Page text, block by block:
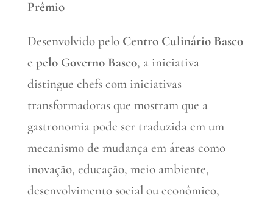
Prêmio
Desenvolvido pelo Centro Culinário Basco
e pelo Governo Basco, a iniciativa
distingue chefs com iniciativas
transformadoras que mostram que a
gastronomia pode ser traduzida em um
mecanismo de mudança em áreas como
inovação, educação, meio ambiente,
desenvolvimento social ou econômico,